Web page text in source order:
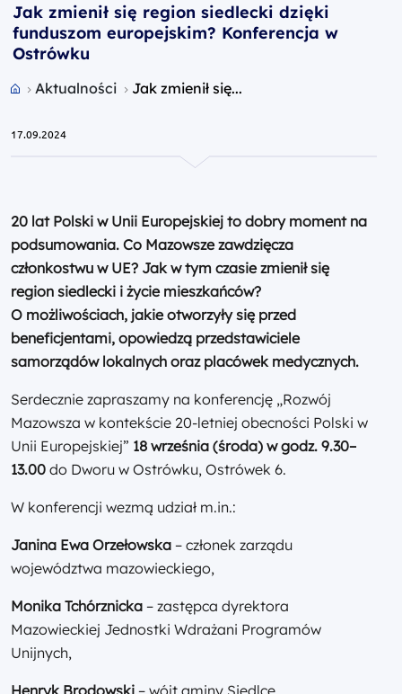
Jak zmienił się region siedlecki dzięki
funduszom europejskim? Konferencja w
Ostrówku
Przejdź do strony głównej portalu
Aktualności Jak zmienił się...
17.09.2024
20 lat Polski w Unii Europejskiej to dobry moment na
podsumowania. Co Mazowsze zawdzięcza
członkostwu w UE? Jak w tym czasie zmienił się
region siedlecki i życie mieszkańców?
O możliwościach, jakie otworzyły się przed
beneficjentami, opowiedzą przedstawiciele
samorządów lokalnych oraz placówek medycznych.
Serdecznie zapraszamy na konferencję „Rozwój
Mazowsza w kontekście 20-letniej obecności Polski w
Unii Europejskiej” 18 września (środa) w godz. 9.30–
13.00 do Dworu w Ostrówku, Ostrówek 6.
W konferencji wezmą udział m.in.:
Janina Ewa Orzełowska – członek zarządu
województwa mazowieckiego,
Monika Tchórznicka – zastępca dyrektora
Mazowieckiej Jednostki Wdrażani Programów
Unijnych,
Henryk Brodowski – wójt gminy Siedlce,